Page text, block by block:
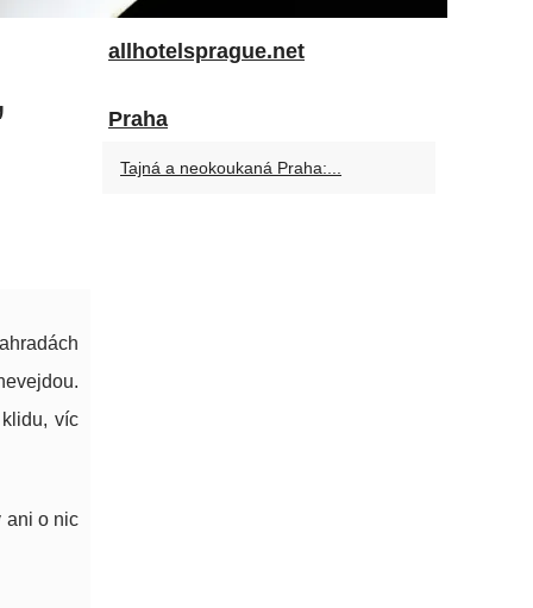
víc
ani o nic
allhotelsprague.net
Praha
Tajná a neokoukaná Praha:...